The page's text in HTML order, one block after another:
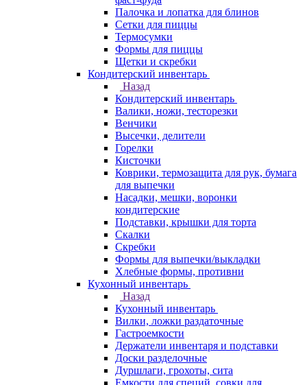
Палочка и лопатка для блинов
Сетки для пиццы
Термосумки
Формы для пиццы
Щетки и скребки
Кондитерский инвентарь
Назад
Кондитерский инвентарь
Валики, ножи, тесторезки
Венчики
Высечки, делители
Горелки
Кисточки
Коврики, термозащита для рук, бумага
для выпечки
Насадки, мешки, воронки
кондитерские
Подставки, крышки для торта
Скалки
Скребки
Формы для выпечки/выкладки
Хлебные формы, противни
Кухонный инвентарь
Назад
Кухонный инвентарь
Вилки, ложки раздаточные
Гастроемкости
Держатели инвентаря и подставки
Доски разделочные
Дуршлаги, грохоты, сита
Емкости для специй, совки для